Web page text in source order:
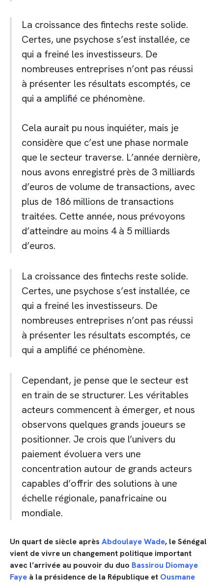
La croissance des fintechs reste solide.
Certes, une psychose s’est installée, ce
qui a freiné les investisseurs. De
nombreuses entreprises n’ont pas réussi
à présenter les résultats escomptés, ce
qui a amplifié ce phénomène.
Cela aurait pu nous inquiéter, mais je
considère que c’est une phase normale
que le secteur traverse. L’année dernière,
nous avons enregistré près de 3 milliards
d’euros de volume de transactions, avec
plus de 186 millions de transactions
traitées. Cette année, nous prévoyons
d’atteindre au moins 4 à 5 milliards
d’euros.
La croissance des fintechs reste solide.
Certes, une psychose s’est installée, ce
qui a freiné les investisseurs. De
nombreuses entreprises n’ont pas réussi
à présenter les résultats escomptés, ce
qui a amplifié ce phénomène.
Cependant, je pense que le secteur est
en train de se structurer. Les véritables
acteurs commencent à émerger, et nous
observons quelques grands joueurs se
positionner. Je crois que l’univers du
paiement évoluera vers une
concentration autour de grands acteurs
capables d’offrir des solutions à une
échelle régionale, panafricaine ou
mondiale.
Un quart de siècle après Abdoulaye Wade, le Sénégal
vient de vivre un changement politique important
avec l’arrivée au pouvoir du duo Bassirou Diomaye
Faye à la présidence de la République et Ousmane